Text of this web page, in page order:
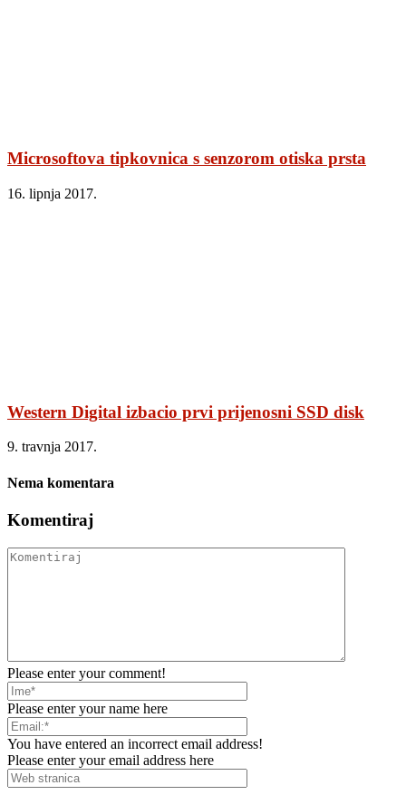
Microsoftova tipkovnica s senzorom otiska prsta
16. lipnja 2017.
Western Digital izbacio prvi prijenosni SSD disk
9. travnja 2017.
Nema komentara
Komentiraj
Please enter your comment!
Please enter your name here
You have entered an incorrect email address!
Please enter your email address here